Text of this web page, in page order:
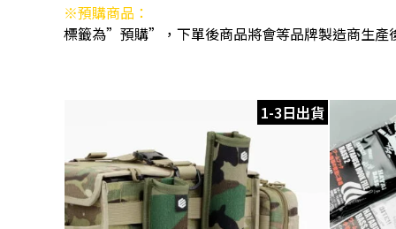
※預購商品：
標籤為”預購”，下單後商品將會等品牌製造商生產
1-3日出貨